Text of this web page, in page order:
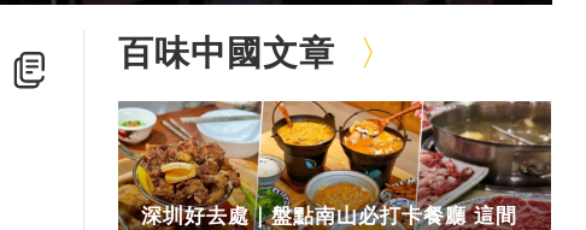
百味中國文章
深圳好去處｜盤點南山必打卡餐廳 這間